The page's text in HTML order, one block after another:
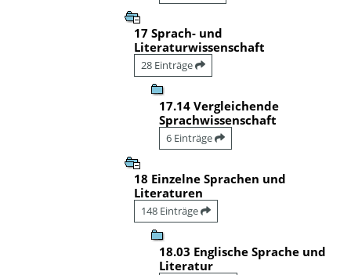
17 Sprach- und
Literaturwissenschaft
28 Einträge
17.14 Vergleichende
Sprachwissenschaft
6 Einträge
18 Einzelne Sprachen und
Literaturen
148 Einträge
18.03 Englische Sprache und
Literatur